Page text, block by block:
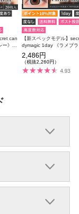
can
》
【新スペックモデル】
dymagic 1day 《ラメブ
度あり 度なし 1箱20枚入
2,486円
（税抜2,260円）
4.93